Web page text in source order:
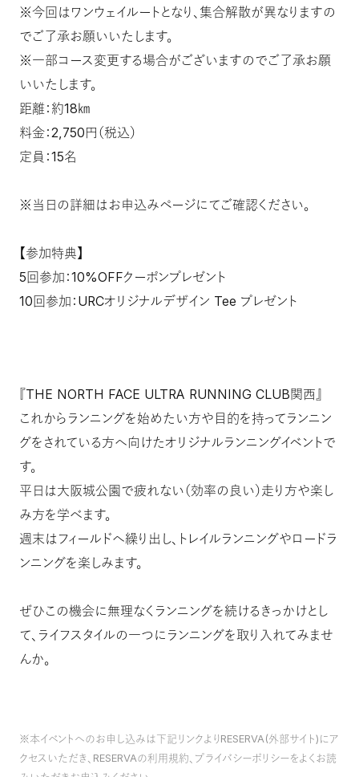
※今回はワンウェイルートとなり、集合解散が異なりますの
でご了承お願いいたします。
※一部コース変更する場合がございますのでご了承お願
いいたします。
距離：約18㎞
料金：2,750円（税込）
定員：15名
※当日の詳細はお申込みページにてご確認ください。
【参加特典】
5回参加：10%OFFクーポンプレゼント
10回参加：URCオリジナルデザイン Tee プレゼント
『THE NORTH FACE ULTRA RUNNING CLUB関西』
これからランニングを始めたい方や目的を持ってランニン
グをされている方へ向けたオリジナルランニングイベントで
す。
平日は大阪城公園で疲れない（効率の良い）走り方や楽し
み方を学べます。
週末はフィールドへ繰り出し、トレイルランニングやロードラ
ンニングを楽しみます。
ぜひこの機会に無理なくランニングを続けるきっかけとし
て、ライフスタイルの一つにランニングを取り入れてみませ
んか。
※本イベントへのお申し込みは下記リンクよりRESERVA(外部サイト)にア
クセスいただき、RESERVAの利用規約、プライバシーポリシーをよくお読